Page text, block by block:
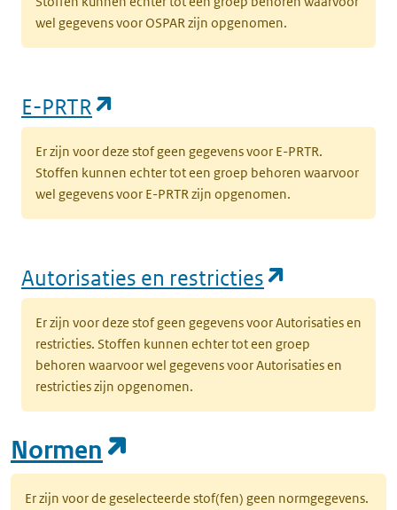
wel gegevens voor OSPAR zijn opgenomen.
E-PRTR
Er zijn voor deze stof geen gegevens voor E-PRTR.
Stoffen kunnen echter tot een groep behoren waarvoor
wel gegevens voor E-PRTR zijn opgenomen.
Autorisaties en restricties
Er zijn voor deze stof geen gegevens voor Autorisaties en
restricties. Stoffen kunnen echter tot een groep
behoren waarvoor wel gegevens voor Autorisaties en
restricties zijn opgenomen.
Normen
Er zijn voor de geselecteerde stof(fen) geen normgegevens.